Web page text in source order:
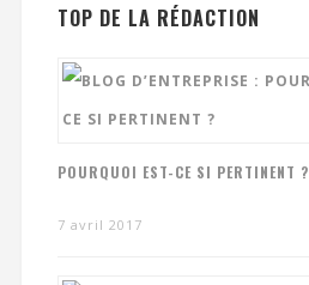
TOP DE LA RÉDACTION
POURQUOI EST-CE SI PERTINENT ?
7 avril 2017